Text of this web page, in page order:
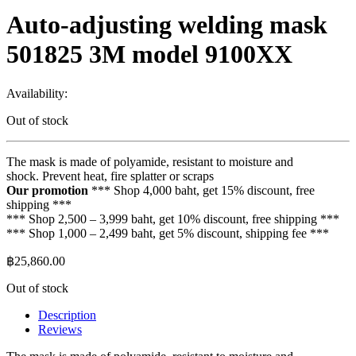
Auto-adjusting welding mask
501825 3M model 9100XX
Availability:
Out of stock
The mask is made of polyamide, resistant to moisture and
shock. Prevent heat, fire splatter or scraps
Our promotion *** Shop 4,000 baht, get 15% discount, free
shipping ***
*** Shop 2,500 – 3,999 baht, get 10% discount, free shipping ***
*** Shop 1,000 – 2,499 baht, get 5% discount, shipping fee ***
฿25,860.00
Out of stock
Description
Reviews